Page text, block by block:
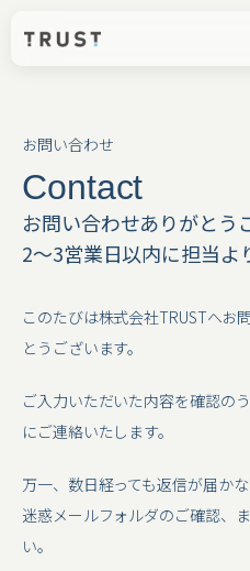
お問い合わせ
Contact
お問い合わせありがとう
2〜3営業日以内に担当よ
このたびは株式会社TRUSTへお
とうございます。
ご入力いただいた内容を確認の
にご連絡いたします。
万一、数日経っても返信が届かな
迷惑メールフォルダのご確認、
い。